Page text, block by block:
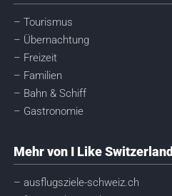
– Tourismus
– Übernachtung
– Freizeit
– Familien
– Bahn & Schiff
– Gastronomie
Mehr von I Like Switzerland
– ausflugsziele-schweiz.ch